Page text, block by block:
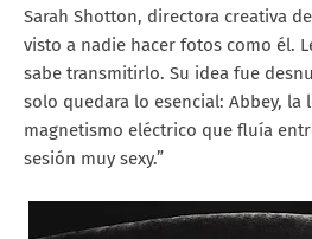
Sarah Shotton, directora creativa
visto a nadie hacer fotos como él.
sabe transmitirlo. Su idea fue
solo quedara lo esencial: Abbey, la
magnetismo eléctrico que fluía
sesión muy sexy.”